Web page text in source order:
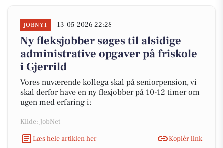
JOBNYT 13-05-2026 22:28
Ny fleksjobber søges til alsidige
administrative opgaver på friskole
i Gjerrild
Vores nuværende kollega skal på seniorpension, vi
skal derfor have en ny flexjobber på 10-12 timer om
ugen med erfaring i:
Kilde: JobNet
Læs hele artiklen her
Kopiér link